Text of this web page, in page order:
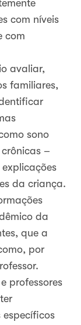
com níveis
com
avaliar,
familiares,
sono
–
da criança.
da
que a
por
professores
específicos